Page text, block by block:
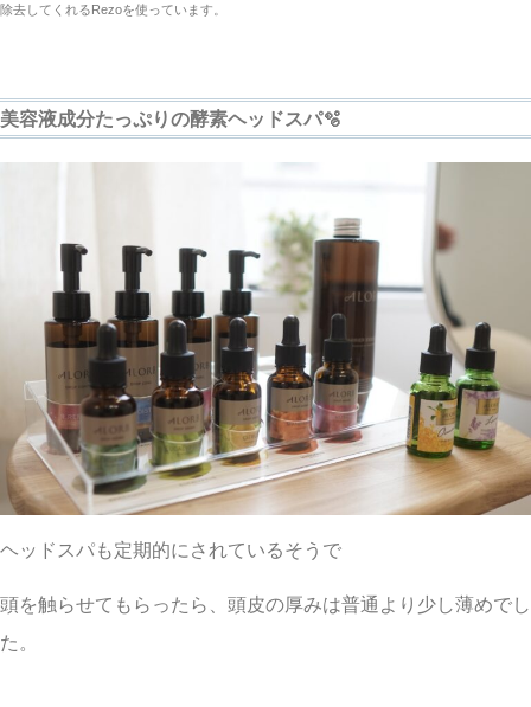
除去してくれるRezoを使っています。
美容液成分たっぷりの酵素ヘッドスパ🫧
ヘッドスパも定期的にされているそうで
頭を触らせてもらったら、頭皮の厚みは普通より少し薄めでし
た。